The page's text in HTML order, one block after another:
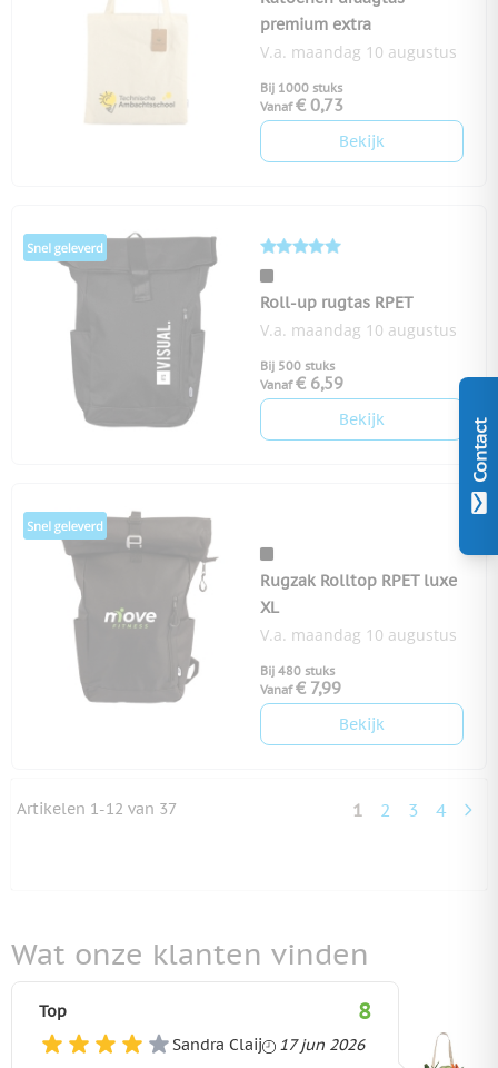
Contact
premium extra
V.a. maandag 10 augustus
Bij 1000 stuks
Vanaf € 0,73
Bekijk
Roll-up rugtas RPET
V.a. maandag 10 augustus
Bij 500 stuks
Vanaf € 6,59
Bekijk
Rugzak Rolltop RPET luxe
XL
V.a. maandag 10 augustus
Bij 480 stuks
Vanaf € 7,99
Bekijk
Artikelen 1-12 van 37 U lees
1 Pagina
2 Pagina
3 Pagina
4
Wat onze klanten vinden
Top
Sandra Claij
17 juni 2026
17 jun 2026
8